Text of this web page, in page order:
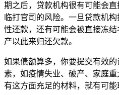
期之后，贷款机构很有可能会
临打官司的风险。一旦贷款机
性还款，还有可能会被直接冻
产以此来归还欠款。
如果债额算多，你要提交有效
素，如疫情失业、破产、家庭
有这方面充足的材料，就有可能